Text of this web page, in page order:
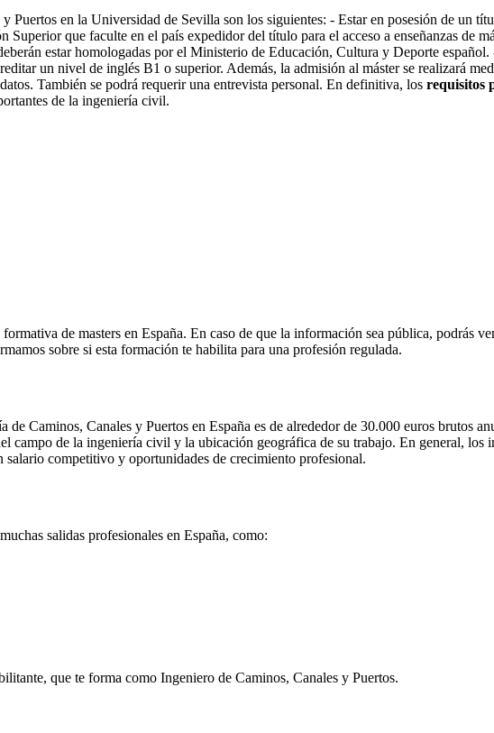
Puertos en la Universidad de Sevilla son los siguientes: - Estar en posesión de un
que faculte en el país expedidor del título para el acceso a enseñanzas de
estar homologadas por el Ministerio de Educación, Cultura y Deporte
un nivel de inglés B1 o superior. Además, la admisión al máster se realizará
También se podrá requerir una entrevista personal. En definitiva, los requisitos
de la ingeniería civil.
de masters en España. En caso de que la información sea pública, podrás
sobre si esta formación te habilita para una profesión regulada.
Caminos, Canales y Puertos en España es de alrededor de 30.000 euros brutos
campo de la ingeniería civil y la ubicación geográfica de su trabajo. En general, los
salario competitivo y oportunidades de crecimiento profesional.
salidas profesionales en España, como:
que te forma como Ingeniero de Caminos, Canales y Puertos.